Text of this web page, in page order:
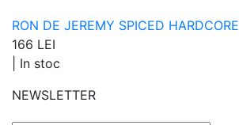
RON DE JEREMY SPICED HARDCORE
166 LEI
In stoc
NEWSLETTER